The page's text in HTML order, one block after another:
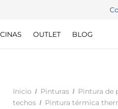
OUTLET BLOG
Inicio / Pinturas / Pintura de
techos / Pintura térmica